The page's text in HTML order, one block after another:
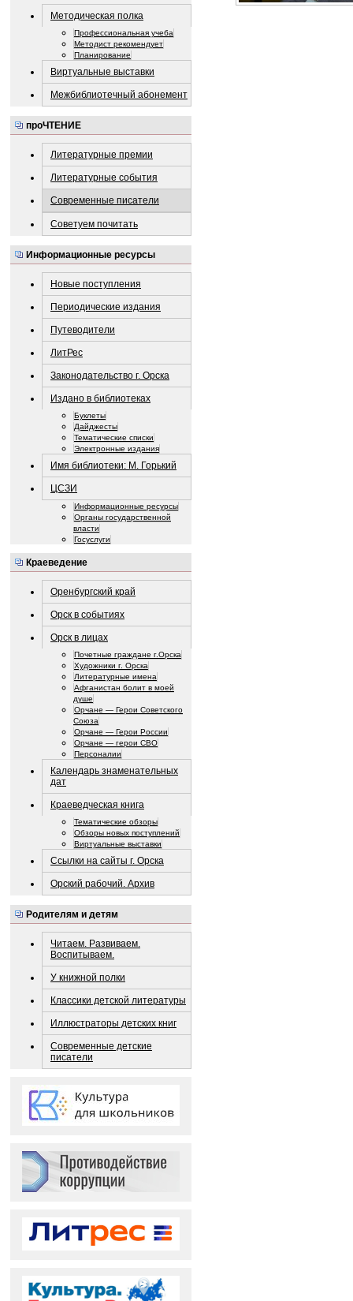
Методическая полка
Профессиональная учеба
Методист рекомендует
Планирование
Виртуальные выставки
Межбиблиотечный абонемент
проЧТЕНИЕ
Литературные премии
Литературные события
Современные писатели
Советуем почитать
Информационные ресурсы
Новые поступления
Периодические издания
Путеводители
ЛитРес
Законодательство г. Орска
Издано в библиотеках
Буклеты
Дайджесты
Тематические списки
Электронные издания
Имя библиотеки: М. Горький
ЦСЗИ
Информационные ресурсы
Органы государственной
власти
Госуслуги
Краеведение
Оренбургский край
Орск в событиях
Орск в лицах
Почетные граждане г.Орска
Художники г. Орска
Литературные имена
Афганистан болит в моей
душе
Орчане — Герои Советского
Союза
Орчане — Герои России
Орчане — герои СВО
Персоналии
Календарь знаменательных
дат
Краеведческая книга
Тематические обзоры
Обзоры новых поступлений
Виртуальные выставки
Ссылки на сайты г. Орска
Орский рабочий. Архив
Родителям и детям
Читаем. Развиваем.
Воспитываем.
У книжной полки
Классики детской литературы
Иллюстраторы детских книг
Современные детские
писатели